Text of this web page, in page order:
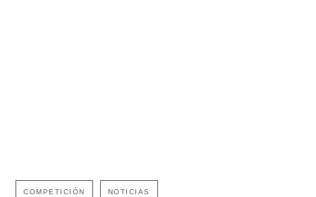
COMPETICIÓN NOTICIAS